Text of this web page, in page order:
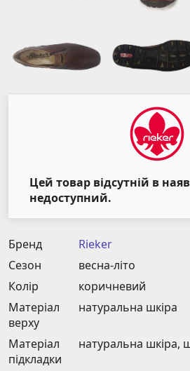
Цей товар відсутній в
недоступний.
Бренд
Rieker
Сезон
весна-літо
Колір
коричневий
Матеріал
верху
натуральна шкіра
Матеріал
підкладки
натуральна шкіра,